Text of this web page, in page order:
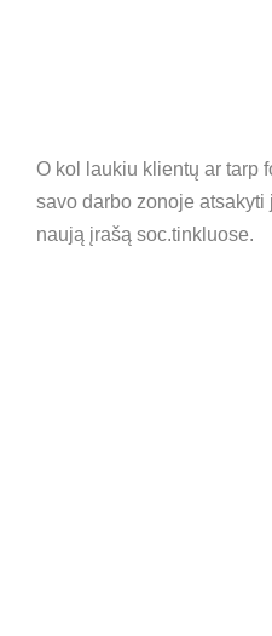
O kol laukiu klientų ar tarp
savo darbo zonoje
naują įrašą soc.tinkluose.